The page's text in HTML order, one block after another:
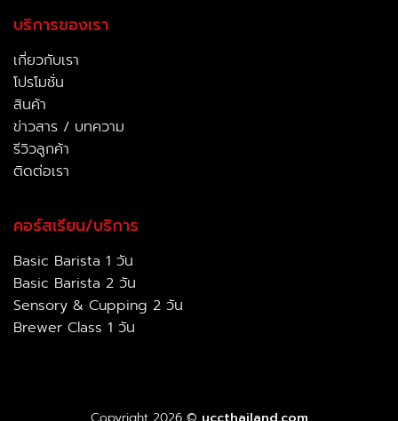
บริการของเรา
เกี่ยวกับเรา
โปรโมชั่น
สินค้า
ข่าวสาร / บทความ
รีวิวลูกค้า
ติดต่อเรา
คอร์สเรียน/บริการ
Basic Barista 1 วัน
Basic Barista 2 วัน
Sensory & Cupping 2 วัน
Brewer Class 1 วัน